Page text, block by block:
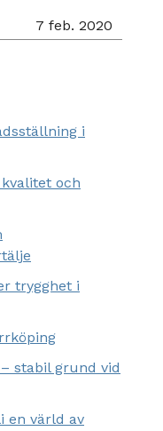
7 feb. 2020
i
och
trygghet i
stabil grund vid
en värld av